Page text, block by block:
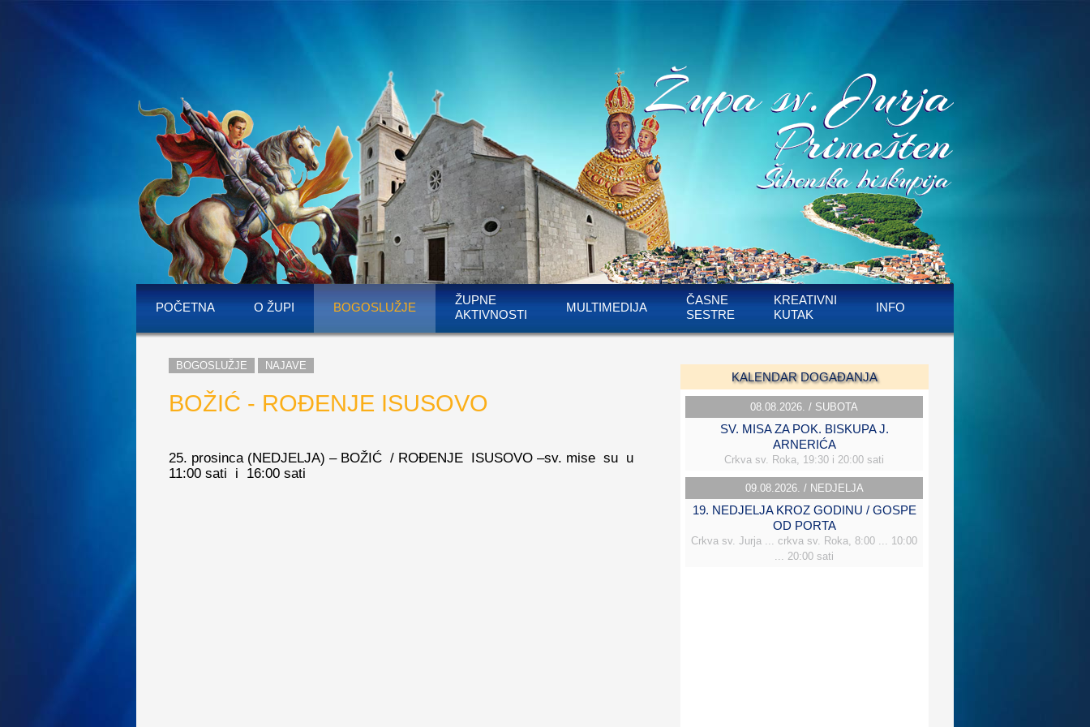
POČETNA O ŽUPI BOGOSLUŽJE
ŽUPNE
AKTIVNOSTI
MULTIMEDIJA
ČASNE
SESTRE
KREATIVNI
KUTAK
INFO
BOGOSLUŽJE NAJAVE
BOŽIĆ - ROĐENJE ISUSOVO
25. prosinca (NEDJELJA) – BOŽIĆ / ROĐENJE ISUSOVO –sv. mise su u
11:00 sati i 16:00 sati
KALENDAR DOGAĐANJA
08.08.2026. / SUBOTA
SV. MISA ZA POK. BISKUPA J.
ARNERIĆA
Crkva sv. Roka, 19:30 i 20:00 sati
09.08.2026. / NEDJELJA
19. NEDJELJA KROZ GODINU / GOSPE
OD PORTA
Crkva sv. Jurja ... crkva sv. Roka, 8:00 ... 10:00
... 20:00 sati